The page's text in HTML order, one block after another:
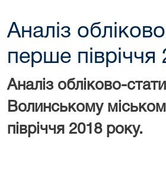
Аналіз
перше
Аналіз обліково-
Волинському
півріччя 2018 року.